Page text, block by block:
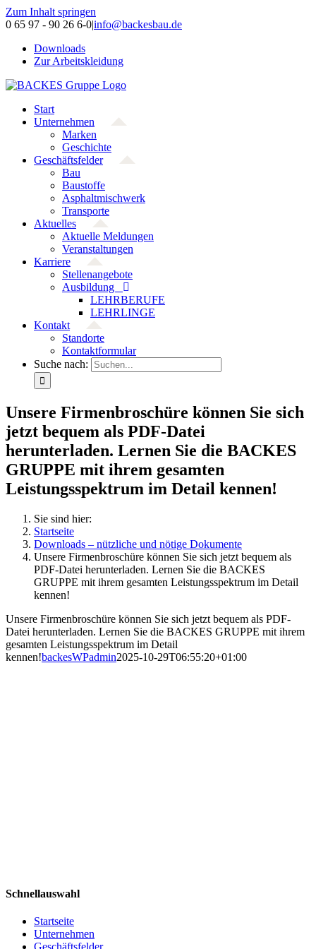
Zum Inhalt springen
0 65 97 - 90 26 6-0|info@backesbau.de
Downloads
Zur Arbeitskleidung
Start
Unternehmen
Marken
Geschichte
Geschäftsfelder
Bau
Baustoffe
Asphaltmischwerk
Transporte
Aktuelles
Aktuelle Meldungen
Veranstaltungen
Karriere
Stellenangebote
Ausbildung
LEHRBERUFE
LEHRLINGE
Kontakt
Standorte
Kontaktformular
Suche nach:
Unsere Firmenbroschüre können Sie sich
jetzt bequem als PDF-Datei
herunterladen. Lernen Sie die BACKES
GRUPPE mit ihrem gesamten
Leistungsspektrum im Detail kennen!
Sie sind hier:
Startseite
Downloads – nützliche und nötige Dokumente
Unsere Firmenbroschüre können Sie sich jetzt bequem als
PDF-Datei herunterladen. Lernen Sie die BACKES
GRUPPE mit ihrem gesamten Leistungsspektrum im Detail
kennen!
Unsere Firmenbroschüre können Sie sich jetzt bequem als PDF-
Datei herunterladen. Lernen Sie die BACKES GRUPPE mit ihrem
gesamten Leistungsspektrum im Detail
kennen!backesWPadmin2025-10-29T06:55:20+01:00
Schnellauswahl
Startseite
Unternehmen